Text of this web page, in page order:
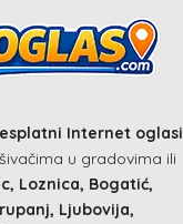
Internet oglasi
u gradovima ili
Loznica, Bogatić,
Ljubovija,